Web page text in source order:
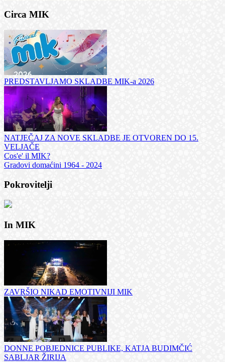
Circa MIK
PREDSTAVLJAMO SKLADBE MIK-a 2026
NATJEČAJ ZA NOVE SKLADBE JE OTVOREN DO 15.
VELJAČE
Cos'e' il MIK?
Gradovi domaćini 1964 - 2024
Pokrovitelji
In MIK
ZAVRŠIO NIKAD EMOTIVNIJI MIK
DONNE POBJEDNICE PUBLIKE, KATJA BUDIMČIĆ
SABLJAR ŽIRIJA